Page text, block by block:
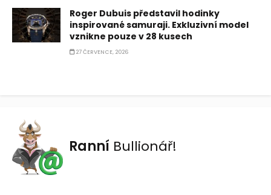
Roger Dubuis představil hodinky
inspirované samuraji. Exkluzivní model
vznikne pouze v 28 kusech
27 ČERVENCE, 2026
Ranní Bullionář!